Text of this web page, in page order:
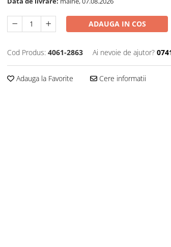
ADAUGA IN COS
Cod Produs: 4061-2863 Ai nevoie de ajutor?
Adauga la Favorite Cere informatii